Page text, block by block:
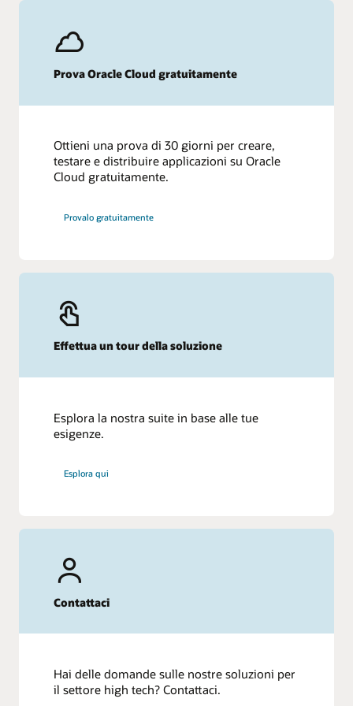
Prova Oracle Cloud gratuitamente
Ottieni una prova di 30 giorni per creare,
testare e distribuire applicazioni su Oracle
Cloud gratuitamente.
Provalo gratuitamente
Effettua un tour della soluzione
Esplora la nostra suite in base alle tue
esigenze.
Esplora qui
Contattaci
Hai delle domande sulle nostre soluzioni per
il settore high tech? Contattaci.